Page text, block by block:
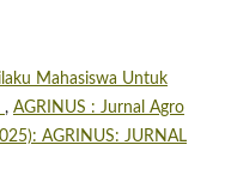
Mahasiswa Untuk
, AGRINUS : Jurnal Agro
AGRINUS: JURNAL